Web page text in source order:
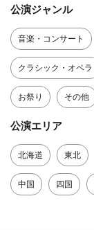
公演ジャンル
音楽・コンサート
クラシック・オペラ
お祭り その他
公演エリア
北海道 東北
中国 四国